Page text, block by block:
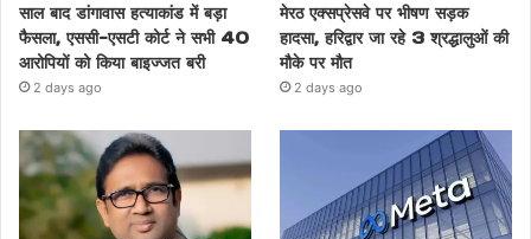
साल बाद डांगावास हत्याकांड में बड़ा
फैसला, एससी-एसटी कोर्ट ने सभी 40
आरोपियों को किया बाइज्जत बरी
2 days ago
मेरठ एक्सप्रेसवे पर भीषण सड़क
हादसा, हरिद्वार जा रहे 3 श्रद्धालुओं की
मौके पर मौत
2 days ago